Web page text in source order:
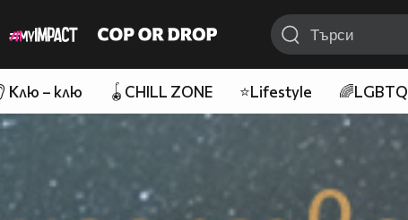
Клю – клю 🪀CHILL ZONE ⭐Lifestyle 🌈LGBTQ